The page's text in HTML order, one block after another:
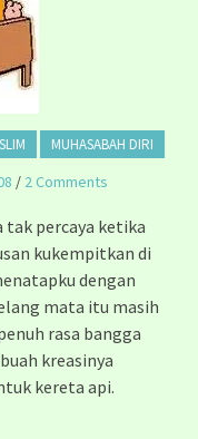
MUHASABAH DIRI
/ 2 Comments
tak percaya ketika
kukempitkan di
dengan
mata itu masih
rasa bangga
kreasinya
kereta api.